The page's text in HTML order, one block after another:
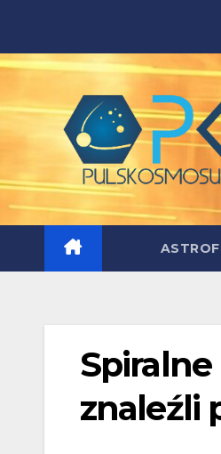
content
Spiralne
znaleźli